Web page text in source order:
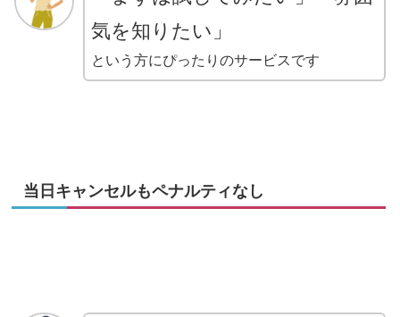
気を知りたい」
という方にぴったりのサービスです
当日キャンセルもペナルティなし